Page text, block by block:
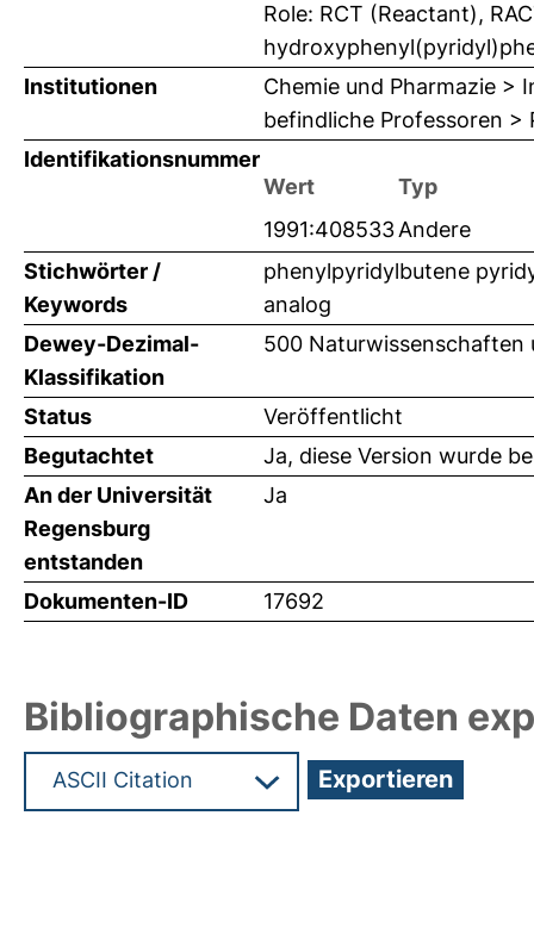
Role: RCT (Reactant),
Institutionen
Chemie und Pharmazie >
befindliche Professoren >
Identifikationsnummer
Wert
Typ
1991:408533Andere
Stichwörter /
Keywords
phenylpyridylbutene
analog
Dewey-Dezimal-
Klassifikation
500 Naturwissenschaften
Status
Veröffentlicht
Begutachtet
Ja, diese Version wurde
An der Universität
Regensburg
entstanden
Ja
Dokumenten-ID 17692
Bibliographische Daten